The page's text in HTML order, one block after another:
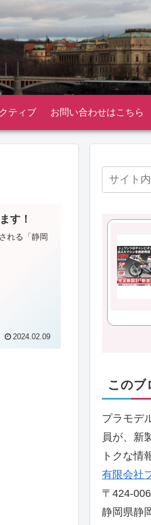
ティブ お問い合わせはこちら
す！
れる「静岡
2024.02.09
このブ
プラモデ
員が、新
トクな情
有限会社
〒424-
静岡県静